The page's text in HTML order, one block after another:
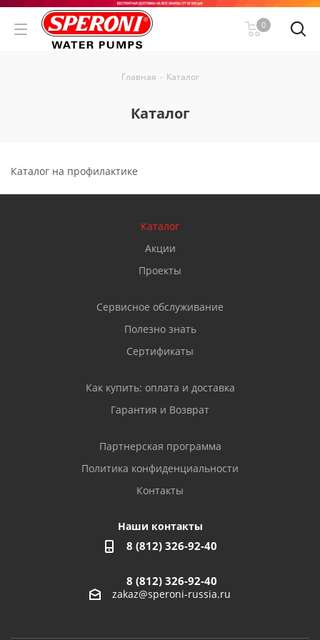
0
Главная - Каталог
Каталог
Каталог на профилактике
Каталог
Акции
Проекты
Сервисное обслуживание
Полезно знать
Сертификаты
Как купить: оплата и доставка
Гарантия и Возврат
Партнерская программа
Политика конфиденциальности
Контакты
Наши контакты
8 (812) 326-92-40
8 (812) 326-92-40
zakaz@speroni-russia.ru